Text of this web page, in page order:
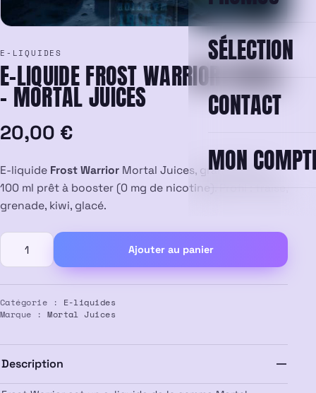
SÉLECTION
CONTACT
MON
E-LIQUIDES
E-LIQUIDE FROST WARRIOR 100ML
– MORTAL JUICES
20,00 €
E-liquide Frost Warrior Mortal Juices, grand format
100 ml prêt à booster (0 mg de nicotine). Profil : fraise,
grenade, kiwi, glacé.
quantité
E-
liquide
Frost
Warrior
–
Mortal
Ajouter au panier
Catégorie : E-liquides
Marque :Mortal Juices
Description